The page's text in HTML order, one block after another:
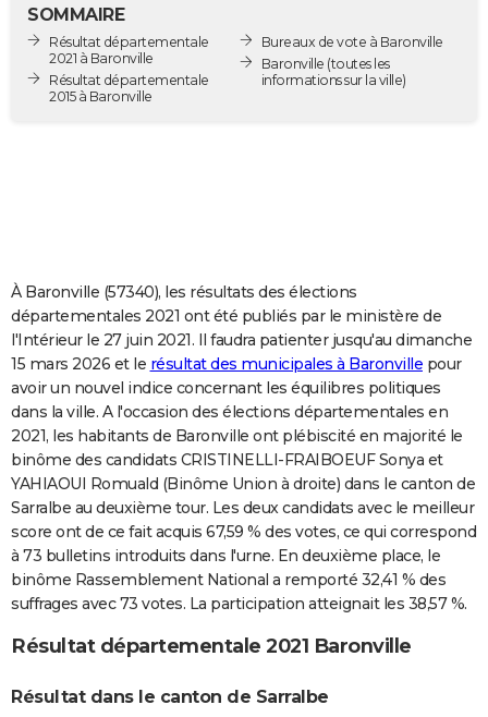
Destinations
City break
Voyage nature
Voyage de noces
Forum
Climat
GUIDES D'ACHAT
COPAINS D'AVANT
S'inscrire
Se connecter
Lycées
Collèges
Primaires
Universités
Entreprises
Service militaire
Avis de recherche
AVIS DE DÉCÈS
FORUM
Bricolage
Lifestyle
Culture
Sport
Auto
Television
Voyage
Cinema
SOMMAIRE
Résultat départementale
2021 à Baronville
Résultat départementale
2015 à Baronville
Bureaux de vote à Baronville
Baronville (toutes les
informations sur la ville)
À Baronville (57340), les résultats des élections
départementales 2021 ont été publiés par le ministère de
l'Intérieur le 27 juin 2021. Il faudra patienter jusqu'au dimanche
15 mars 2026 et le résultat des municipales à Baronville pour
avoir un nouvel indice concernant les équilibres politiques
dans la ville. A l'occasion des élections départementales en
2021, les habitants de Baronville ont plébiscité en majorité le
binôme des candidats CRISTINELLI-FRAIBOEUF Sonya et
YAHIAOUI Romuald (Binôme Union à droite) dans le canton de
Sarralbe au deuxième tour. Les deux candidats avec le meilleur
score ont de ce fait acquis 67,59 % des votes, ce qui correspond
à 73 bulletins introduits dans l'urne. En deuxième place, le
binôme Rassemblement National a remporté 32,41 % des
suffrages avec 73 votes. La participation atteignait les 38,57 %.
Résultat départementale 2021 Baronville
Résultat dans le canton de Sarralbe